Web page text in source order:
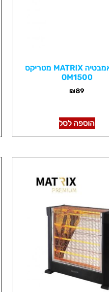
תנור אמבטיה MATRIX מטריקס
OM1500
₪89
הוספה לסל